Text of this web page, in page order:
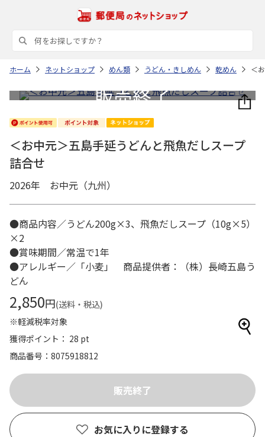
ホーム ネットショップ めん類 うどん・きしめん 乾めん ＜
＜お中元＞五島手延うどんと飛魚だしスープ
詰合せ
2026年 お中元（九州）
●商品内容／うどん200g×3、飛魚だしスープ（10g×5）
×2
●賞味期間／常温で1年
●アレルギー／「小麦」 商品提供者：（株）長崎五島う
どん
2,850円(送料・税込)
※軽減税率対象
獲得ポイント： 28 pt
商品番号
8075918812
お気に入りに登録する